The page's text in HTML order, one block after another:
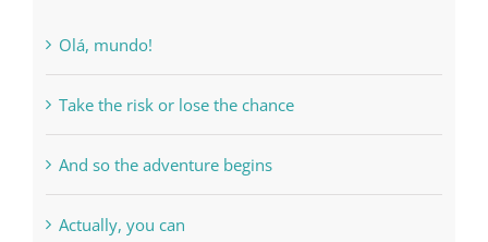
Olá, mundo!
Take the risk or lose the chance
And so the adventure begins
Actually, you can